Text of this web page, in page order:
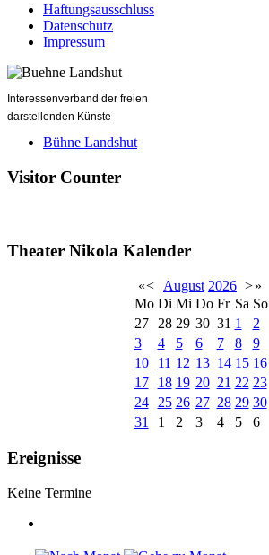
Haftungsausschluss
Datenschutz
Impressum
Interessenverband der freien
darstellenden Künste
Bühne Landshut
Visitor Counter
Theater Nikola Kalender
«< August 2026 >»
Mo Di Mi Do Fr Sa So
27
28 29 30 31 1
2
3
4 5 6 7 8
9
10
11 12 13 14 15 16
17
18 19 20 21 22 23
24
25 26 27 28 29 30
31
1 2 3 4 5 6
Ereignisse
Keine Termine